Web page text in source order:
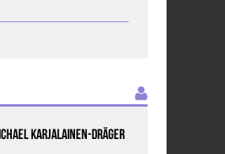
Karjalainen-Dräger